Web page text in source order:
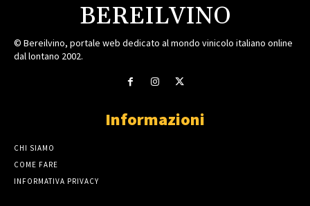
BEREILVINO
© Bereilvino, portale web dedicato al mondo vinicolo italiano online
dal lontano 2002.
Informazioni
CHI SIAMO
COME FARE
INFORMATIVA PRIVACY